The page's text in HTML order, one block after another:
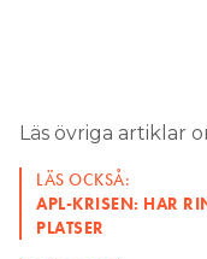
Läs övriga artiklar
LÄS OCKSÅ:
APL-KRISEN: HAR
PLATSER